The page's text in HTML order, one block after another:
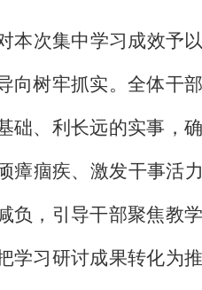
本次集中学习成效予
向树牢抓实。全体干
础、利长远的实事，
瘴痼疾、激发干事活
负，引导干部聚焦教
学习研讨成果转化为